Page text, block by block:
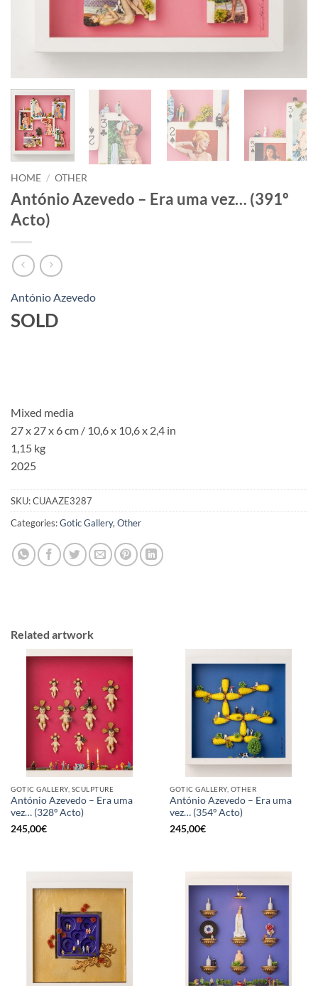
HOME / OTHER
António Azevedo – Era uma vez… (391º
Acto)
António Azevedo
SOLD
Mixed media
27 x 27 x 6 cm / 10,6 x 10,6 x 2,4 in
1,15 kg
2025
SKU:CUAAZE3287
Categories:Gotic Gallery,Other
Related artwork
GOTIC GALLERY, SCULPTURE
António Azevedo – Era uma
vez… (328º Acto)
245,00€
GOTIC GALLERY, OTHER
António Azevedo – Era uma
vez… (354º Acto)
245,00€